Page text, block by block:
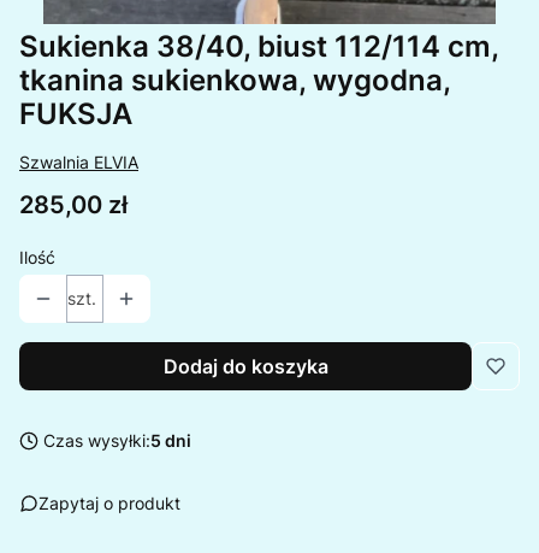
Sukienka 38/40, biust 112/114 cm,
tkanina sukienkowa, wygodna,
FUKSJA
Szwalnia ELVIA
Cena
285,00 zł
Ilość
szt.
Dodaj do koszyka
Czas wysyłki:5 dni
Zapytaj o produkt